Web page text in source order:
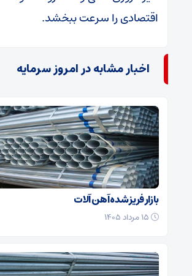
اقتصادی را سرعت ببخشد.
اخبار مشابه در امروز سرمایه
بازار فریز شده آهن آلات